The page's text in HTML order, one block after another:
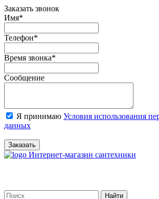
Заказать звонок
Имя*
Телефон*
Время звонка*
Сообщение
Я принимаю Условия использования
данных
Заказать
Интернет-магазин сантехники